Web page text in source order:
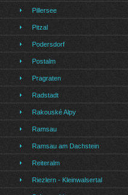
Pillersee
Pitzal
Podersdorf
Postalm
Pragraten
Radstadt
Rakouské Alpy
Ramsau
Ramsau am Dachstein
Reiteralm
Riezlern - Kleinwalsertal